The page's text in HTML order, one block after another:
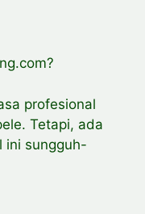
profesional
Tetapi, ada
ini sungguh-